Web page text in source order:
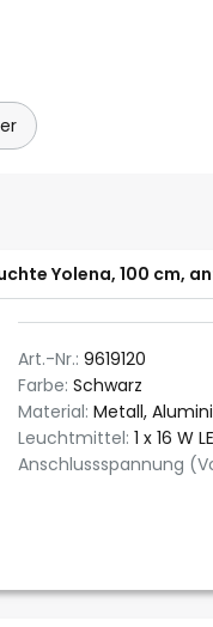
Yolena, 100 cm,
Art.-Nr.: 9619120
Farbe: Schwarz
Material: Metall,
Leuchtmittel: 1 x 16 W
Anschlussspannung